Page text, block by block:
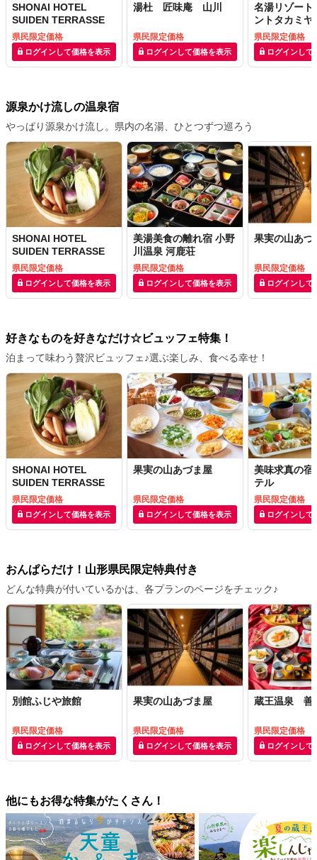
SHONAI HOTEL
SUIDEN TERRASSE
県民限定価格
ログインして価格を表示
湯杜 匠味庵 山川
県民限定価格
ログインして価格を表示
名湯リゾー
ントタカミヤ
県民限定価格
ログインして
源泉かけ流しの温泉宿
やっぱり源泉かけ流し。県内の名湯、ひとつずつ巡ろう
SHONAI HOTEL
SUIDEN TERRASSE
県民限定価格
ログインして価格を表示
美湯美食の離れ宿 小野
川温泉 河鹿荘
県民限定価格
ログインして価格を表示
果実の山あづ
県民限定価格
ログインして
好きなものを好きなだけ☆ビュッフェ特集！
泊まって味わう贅沢ビュッフェ♪選ぶ楽しみ、食べる幸せ！
SHONAI HOTEL
SUIDEN TERRASSE
県民限定価格
ログインして価格を表示
果実の山あづま屋
県民限定価格
ログインして価格を表示
美味求真の
テル
県民限定価格
ログインして
おんぱらだけ！山形県民限定特典付き
どんな特典が付いているかは、各プランのページをチェック♪
別館ふじや旅館
県民限定価格
ログインして価格を表示
果実の山あづま屋
県民限定価格
ログインして価格を表示
蔵王温泉 善
県民限定価格
ログインして
他にもお得な特集がたくさん！